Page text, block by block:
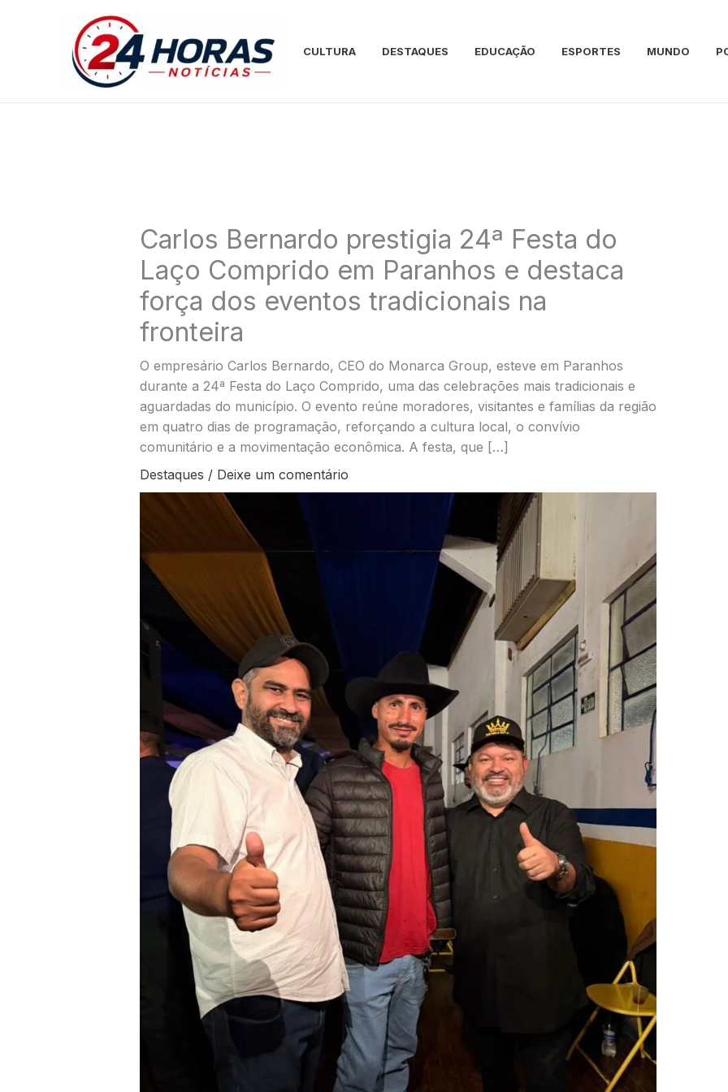
CULTURA DESTAQUES EDUCAÇÃO ESPORTES MUNDO
Carlos Bernardo prestigia 24ª Festa do
Laço Comprido em Paranhos e destaca
força dos eventos tradicionais na
fronteira
O empresário Carlos Bernardo, CEO do Monarca Group, esteve em Paranhos
durante a 24ª Festa do Laço Comprido, uma das celebrações mais tradicionais e
aguardadas do município. O evento reúne moradores, visitantes e famílias da região
em quatro dias de programação, reforçando a cultura local, o convívio
comunitário e a movimentação econômica. A festa, que […]
Destaques / Deixe um comentário